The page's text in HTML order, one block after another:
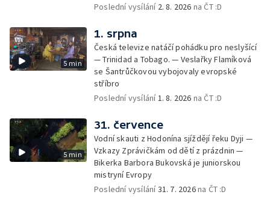
Poslední vysílání 2. 8. 2026 na ČT :D
5 min
1. srpna
Česká televize natáčí pohádku pro neslyšící
— Trinidad a Tobago. — Veslařky Flamíková
se Šantrůčkovou vybojovaly evropské
stříbro
Poslední vysílání1. 8. 2026 na ČT :D
5 min
31. července
Vodní skauti z Hodonína sjíždějí řeku Dyji —
Vzkazy Zprávičkám od dětí z prázdnin —
Bikerka Barbora Bukovská je juniorskou
mistryní Evropy
Poslední vysílání31. 7. 2026na ČT :D